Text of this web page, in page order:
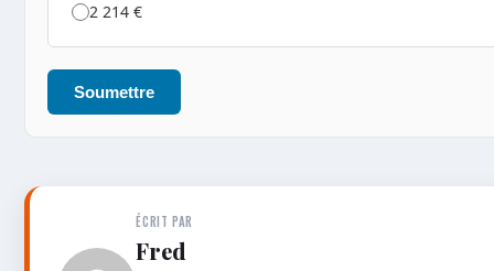
2 214 €
Soumettre
ÉCRIT PAR
Fred